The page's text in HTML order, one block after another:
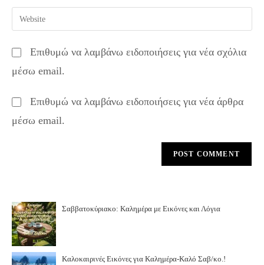
comment
email
address
comment
Enter
your
URL
(optional)
Επιθυμώ να λαμβάνω ειδοποιήσεις για νέα σχόλια
μέσω email.
Επιθυμώ να λαμβάνω ειδοποιήσεις για νέα άρθρα
μέσω email.
Σαββατοκύριακο: Καλημέρα με Εικόνες και Λόγια
Καλοκαιρινές Εικόνες για Καλημέρα-Καλό Σαβ/κο.!